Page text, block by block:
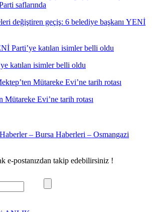
değiştiren geçiş: 6 belediye başkanı YENİ
katılan isimler belli oldu
Mütareke Evi’ne tarih rotası
e-postanızdan takip edebilirsiniz !